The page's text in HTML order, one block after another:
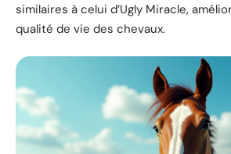
similaires à celui d’Ugly Miracle,
qualité de vie des chevaux.